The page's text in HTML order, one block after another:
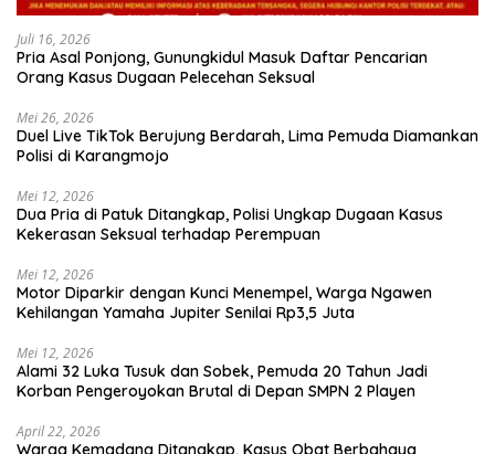
Juli 16, 2026
Pria Asal Ponjong, Gunungkidul Masuk Daftar Pencarian
Orang Kasus Dugaan Pelecehan Seksual
Mei 26, 2026
Duel Live TikTok Berujung Berdarah, Lima Pemuda Diamankan
Polisi di Karangmojo
Mei 12, 2026
Dua Pria di Patuk Ditangkap, Polisi Ungkap Dugaan Kasus
Kekerasan Seksual terhadap Perempuan
Mei 12, 2026
Motor Diparkir dengan Kunci Menempel, Warga Ngawen
Kehilangan Yamaha Jupiter Senilai Rp3,5 Juta
Mei 12, 2026
Alami 32 Luka Tusuk dan Sobek, Pemuda 20 Tahun Jadi
Korban Pengeroyokan Brutal di Depan SMPN 2 Playen
April 22, 2026
Warga Kemadang Ditangkap, Kasus Obat Berbahaya